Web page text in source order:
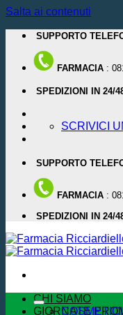
Salta ai contenuti
SUPPORTO
FARMACIA :
SPEDIZIONI IN 24/
SCRIVICI
SUPPORTO
FARMACIA :
SPEDIZIONI IN 24/
CHI SIAMO
GIORNATECOSMETICI